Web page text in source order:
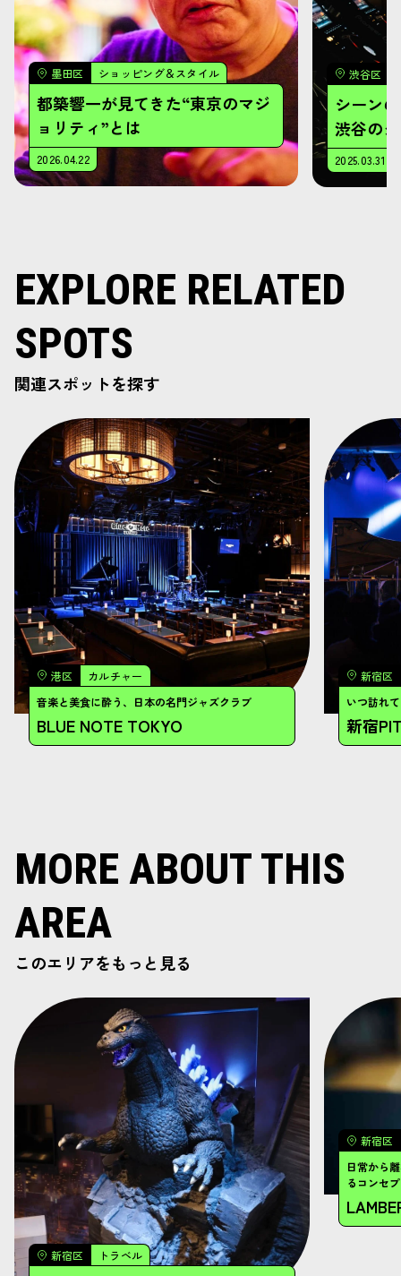
EXPLORE RELATED
SPOTS
関連スポットを探す
MORE ABOUT THIS
AREA
このエリアをもっと見る